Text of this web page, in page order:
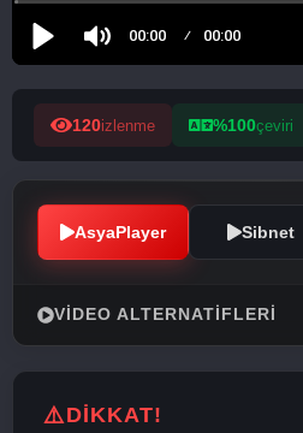
120izlenme %100çeviri
AsyaPlayer Sibnet
VIDEO ALTERNATIFLERI
DİKKAT!